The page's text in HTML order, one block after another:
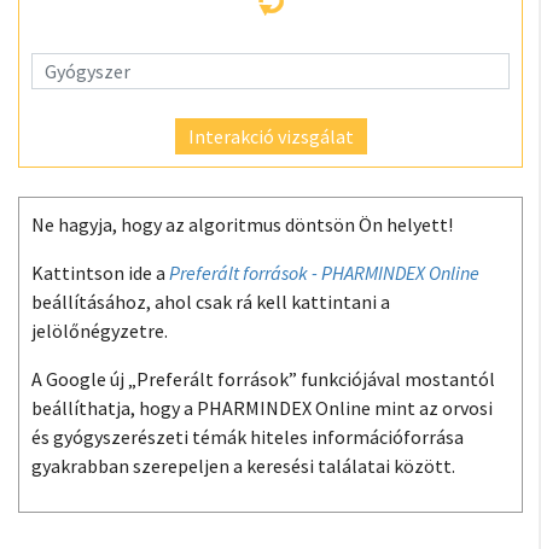
Interakció vizsgálat
Ne hagyja, hogy az algoritmus döntsön Ön helyett!
Kattintson ide a Preferált források - PHARMINDEX Online
beállításához, ahol csak rá kell kattintani a
jelölőnégyzetre.
A Google új „Preferált források” funkciójával mostantól
beállíthatja, hogy a PHARMINDEX Online mint az orvosi
és gyógyszerészeti témák hiteles információforrása
gyakrabban szerepeljen a keresési találatai között.